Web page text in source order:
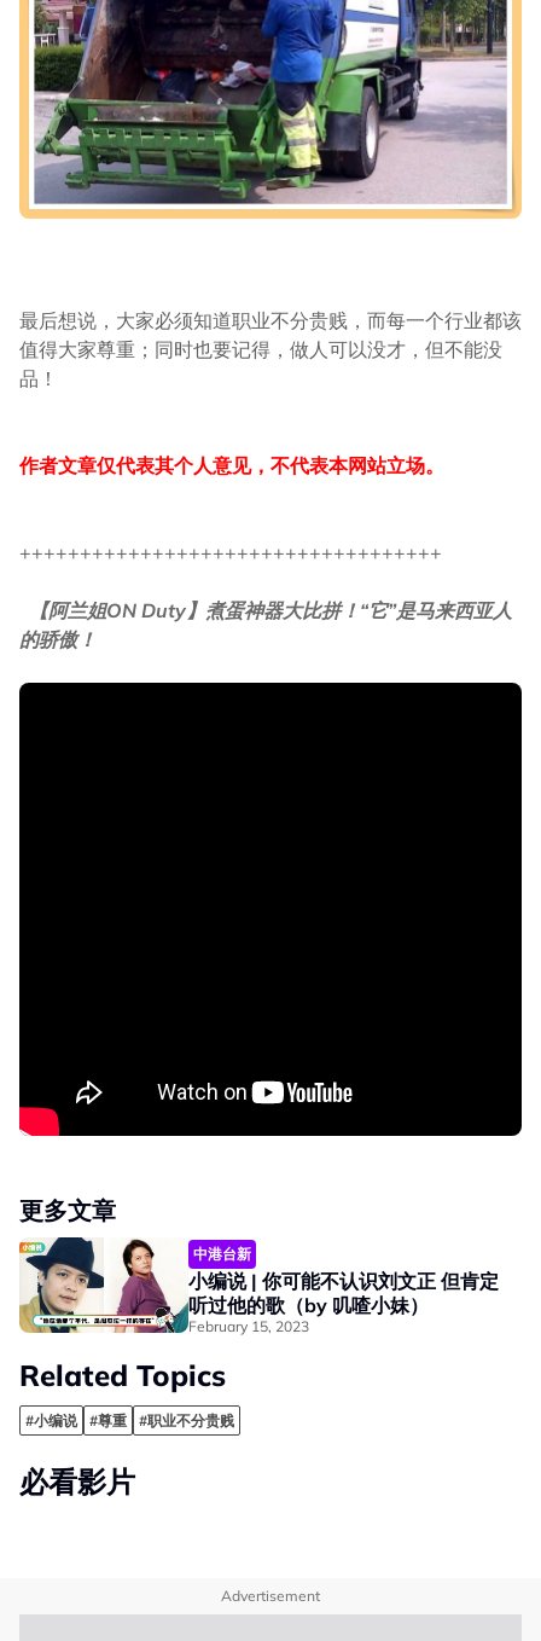
最后想说，大家必须知道职业不分贵贱，而每一个行业都该
值得大家尊重；同时也要记得，做人可以没才，但不能没
品！
作者文章仅代表其个人意见，不代表本网站立场。
+++++++++++++++++++++++++++++++++++
【阿兰姐ON Duty】煮蛋神器大比拼！“它”是马来西亚人
的骄傲！
更多文章
中港台新
小编说 | 你可能不认识刘文正 但肯定
听过他的歌（by 叽喳小妹）
February 15, 2023
Related Topics
#小编说 #尊重 #职业不分贵贱
必看影片
Advertisement